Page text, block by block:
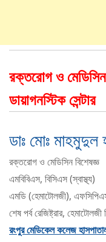
রক্তরোগ ও মেডিসিন
ডায়াগনস্টিক সেন্টার
ডাঃ মোঃ মাহমুদুল
রক্তরোগ ও মেডিসিন বিশেষজ্ঞ
এমবিবিএস, বিসিএস (স্বাস্থ্য)
এমডি (হেমাটোলজী),
শেষ পর্ব রেজিষ্ট্রার, হেমাটোলজী
রংপুর মেডিকেল কলেজ